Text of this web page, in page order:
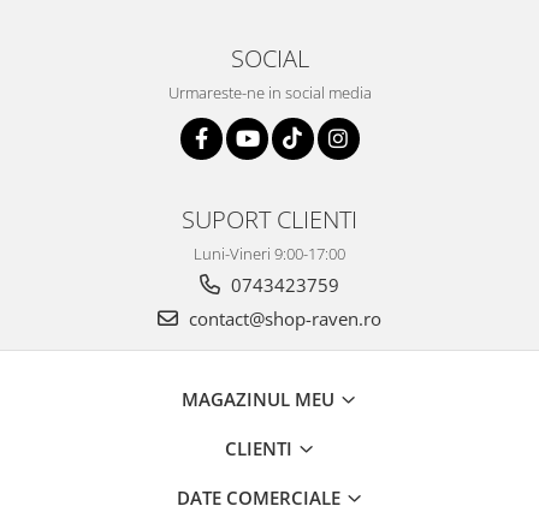
SOCIAL
Urmareste-ne in social media
SUPORT CLIENTI
Luni-Vineri 9:00-17:00
0743423759
contact@shop-raven.ro
MAGAZINUL MEU
CLIENTI
DATE COMERCIALE